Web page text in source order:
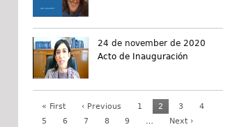
24 de november de 2020
Acto de Inauguración
« First ‹ Previous 1 2 3
4
5
6 7 8 9 …
Next ›